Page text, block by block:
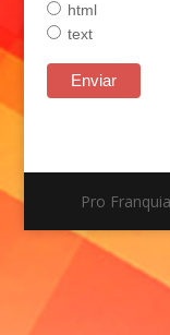
html
text
Pro